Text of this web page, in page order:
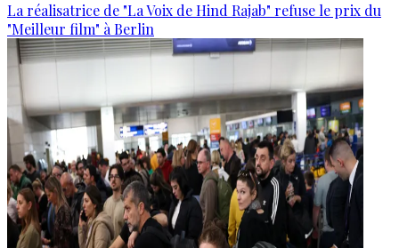
La réalisatrice de "La Voix de Hind Rajab" refuse le prix du
"Meilleur film" à Berlin